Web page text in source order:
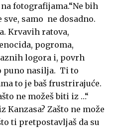
fotografijama.“Ne bih
samo ne dosadno.
Krvavih ratova,
pogroma,
logora i, povrh
puno nasilja. Ti to
to je baš frustrirajuće.
ne možeš biti iz …“
Kanzasa? Zašto ne može
ti pretpostavljaš da su